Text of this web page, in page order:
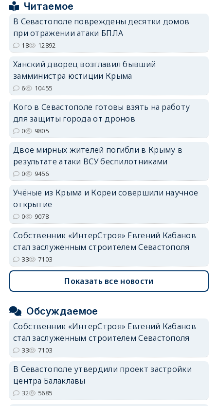
erid: 2SDnjcrDNw6
erid: 2SDnjdvhGXG
Читаемое
В Севастополе повреждены десятки домов
при отражении атаки БПЛА
18 12892
Ханский дворец возглавил бывший
замминистра юстиции Крыма
6 10455
Кого в Севастополе готовы взять на работу
для защиты города от дронов
0 9805
Двое мирных жителей погибли в Крыму в
результате атаки ВСУ беспилотниками
0 9456
Учёные из Крыма и Кореи совершили научное
открытие
0 9078
Собственник «ИнтерСтроя» Евгений Кабанов
стал заслуженным строителем Севастополя
33 7103
Показать все новости
Обсуждаемое
Собственник «ИнтерСтроя» Евгений Кабанов
стал заслуженным строителем Севастополя
33 7103
В Севастополе утвердили проект застройки
центра Балаклавы
32 5685